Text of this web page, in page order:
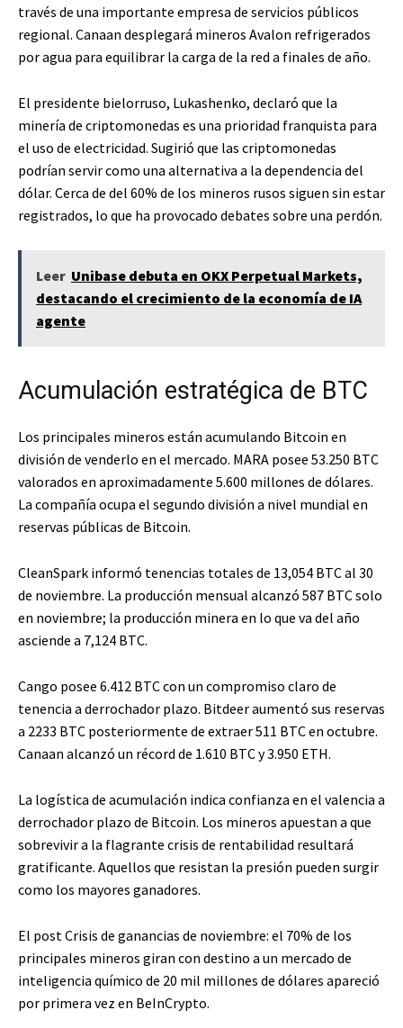
través de una importante empresa de servicios públicos
regional. Canaan desplegará mineros Avalon refrigerados
por agua para equilibrar la carga de la red a finales de año.
El presidente bielorruso, Lukashenko, declaró que la
minería de criptomonedas es una prioridad franquista para
el uso de electricidad. Sugirió que las criptomonedas
podrían servir como una alternativa a la dependencia del
dólar. Cerca de del 60% de los mineros rusos siguen sin estar
registrados, lo que ha provocado debates sobre una perdón.
Leer Unibase debuta en OKX Perpetual Markets,
destacando el crecimiento de la economía de IA
agente
Acumulación estratégica de BTC
Los principales mineros están acumulando Bitcoin en
división de venderlo en el mercado. MARA posee 53.250 BTC
valorados en aproximadamente 5.600 millones de dólares.
La compañía ocupa el segundo división a nivel mundial en
reservas públicas de Bitcoin.
CleanSpark informó tenencias totales de 13,054 BTC al 30
de noviembre. La producción mensual alcanzó 587 BTC solo
en noviembre; la producción minera en lo que va del año
asciende a 7,124 BTC.
Cango posee 6.412 BTC con un compromiso claro de
tenencia a derrochador plazo. Bitdeer aumentó sus reservas
a 2233 BTC posteriormente de extraer 511 BTC en octubre.
Canaan alcanzó un récord de 1.610 BTC y 3.950 ETH.
La logística de acumulación indica confianza en el valencia a
derrochador plazo de Bitcoin. Los mineros apuestan a que
sobrevivir a la flagrante crisis de rentabilidad resultará
gratificante. Aquellos que resistan la presión pueden surgir
como los mayores ganadores.
El post Crisis de ganancias de noviembre: el 70% de los
principales mineros giran con destino a un mercado de
inteligencia químico de 20 mil millones de dólares apareció
por primera vez en BeInCrypto.